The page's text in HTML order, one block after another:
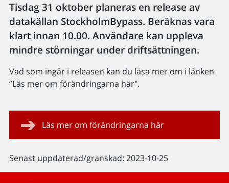
Tisdag 31 oktober planeras en release av
datakällan StockholmBypass. Beräknas vara
klart innan 10.00. Användare kan uppleva
mindre störningar under driftsättningen.
Vad som ingår i releasen kan du läsa mer om i länken
”Läs mer om förändringarna här".
Läs mer om förändringarna här
Senast uppdaterad/granskad: 2023-10-25